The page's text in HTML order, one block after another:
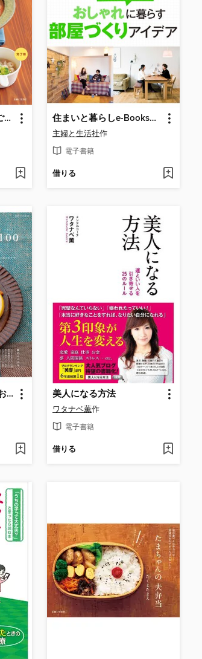
世界一簡単な赤ちゃんごはん 住まいと暮らしe-Books VOL.4 おしゃれに暮らす部屋づくりアイデア
主婦と生活社作
電子書籍
借りる
毎日使える!昔ながらのおかず100 美人になる方法
ワタナベ薫作
電子書籍
借りる